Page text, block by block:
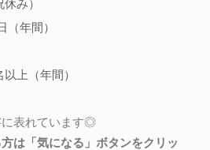
み）
年間）
上（年間）
に表れています◎
は「気になる」ボタンをクリッ